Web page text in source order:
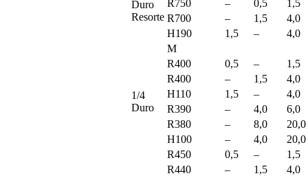
Duro
Resorte
R750
– 0,5
1,5
R700
– 1,5
4,0
H190
1,5 – 4,0
M
1/4
Duro
R400 0,5 –
1,5
R400
– 1,5
4,0
H110
1,5 –
4,0
R390
– 4,0
6,0
R380
– 8,0
20,0
H100
– 4,0 20,0
R450 0,5 –
1,5
R440
– 1,5
4,0